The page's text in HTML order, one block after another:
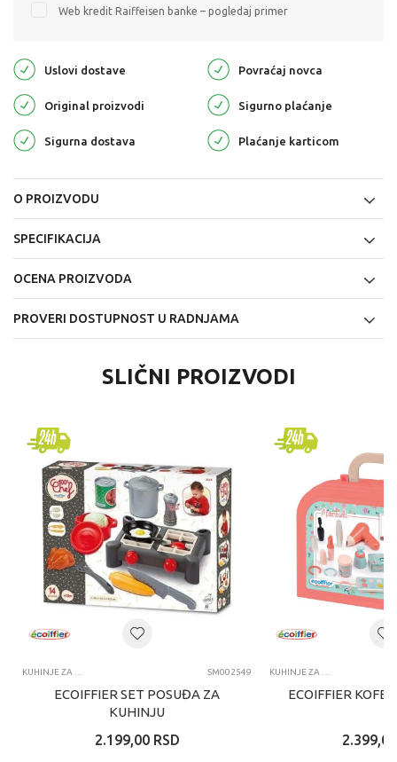
Web kredit Raiffeisen banke – pogledaj primer
Uslovi dostave Povraćaj novca
Original proizvodi Sigurno plaćanje
Sigurna dostava Plaćanje karticom
O PROIZVODU
SPECIFIKACIJA
OCENA PROIZVODA
PROVERI DOSTUPNOST U RADNJAMA
SLIČNI PROIZVODI
KUHINJE ZA DECU I DODACI ZA IGRU SM002549
ECOIFFIER SET POSUĐA ZA
KUHINJU
2.199,00 RSD
KUHINJE ZA DECU I DODACI ZA IGRU
ECOIFFIER
2.399,00